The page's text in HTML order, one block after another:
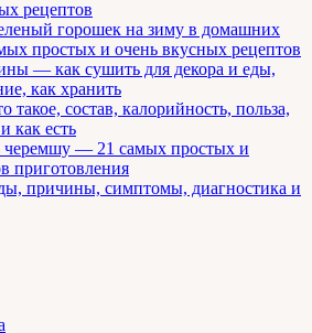
рецептов
горошек на зиму в домашних
простых и очень вкусных рецептов
— как сушить для декора и еды,
как хранить
состав, калорийность, польза,
как есть
черемшу — 21 самых простых и
приготовления
причины, симптомы, диагностика и